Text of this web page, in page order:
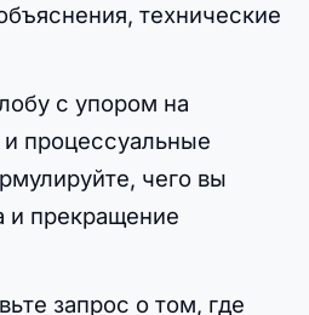
технические
с упором на
и процессуальные
чего вы
и прекращение
запрос о том, где